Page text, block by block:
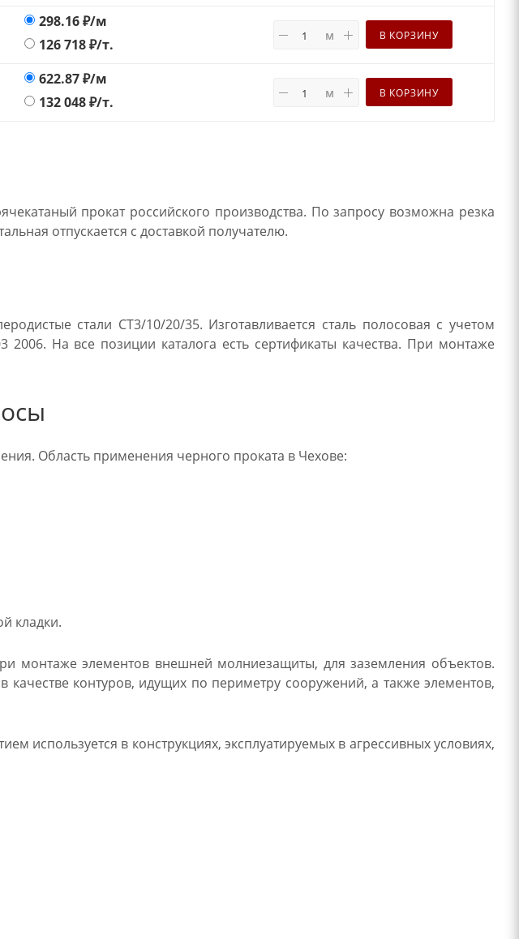
298.16₽/м
126 718₽/т.
м В КОРЗИНУ
622.87₽/м
132 048₽/т.
м В КОРЗИНУ
прокат российского производства. По запросу возможна резка
отпускается с доставкой получателю.
стали СТ3/10/20/35. Изготавливается сталь полосовая с учетом
На все позиции каталога есть сертификаты качества. При монтаже
Область применения черного проката в Чехове:
кладки.
монтаже элементов внешней молниезащиты, для заземления объектов.
контуров, идущих по периметру сооружений, а также элементов,
используется в конструкциях, эксплуатируемых в агрессивных условиях,